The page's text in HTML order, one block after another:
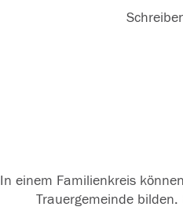
In einem Familienkreis
Trauergemeinde